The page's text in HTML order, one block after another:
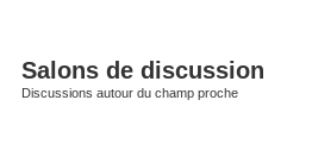
Salons de discussion
Discussions autour du champ proche